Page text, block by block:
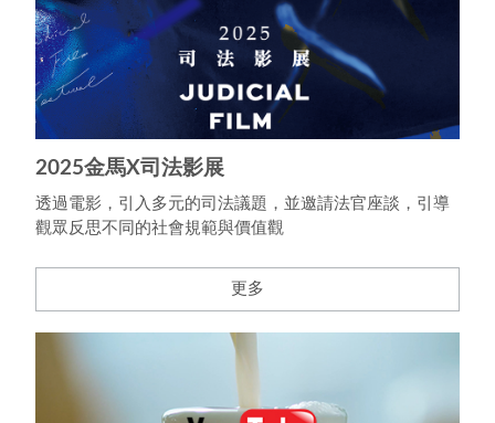
2025金馬X司法影展
透過電影，引入多元的司法議題，並邀請法官座談，引導
觀眾反思不同的社會規範與價值觀
更多